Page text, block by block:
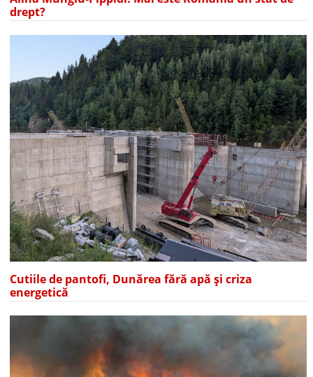
drept?
Cutiile de pantofi, Dunărea fără apă și criza
energetică